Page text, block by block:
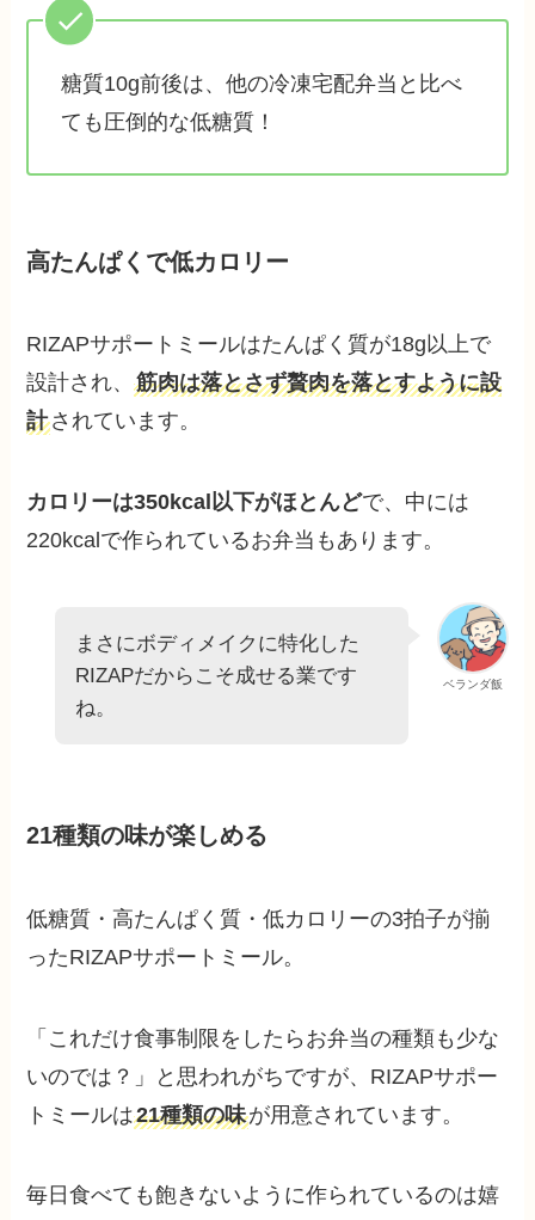
糖質10g前後は、他の冷凍宅配弁当と比べ
ても圧倒的な低糖質！
高たんぱくで低カロリー
RIZAPサポートミールはたんぱく質が18g以上で
設計され、筋肉は落とさず贅肉を落とすように設
計されています。
カロリーは350kcal以下がほとんどで、中には
220kcalで作られているお弁当もあります。
ベランダ飯
まさにボディメイクに特化した
RIZAPだからこそ成せる業です
ね。
21種類の味が楽しめる
低糖質・高たんぱく質・低カロリーの3拍子が揃
ったRIZAPサポートミール。
「これだけ食事制限をしたらお弁当の種類も少な
いのでは？」と思われがちですが、RIZAPサポー
トミールは21種類の味が用意されています。
毎日食べても飽きないように作られているのは嬉